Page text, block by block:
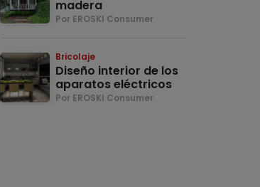
madera
Por EROSKI Consumer
Bricolaje
Diseño interior de los
aparatos eléctricos
Por EROSKI Consumer